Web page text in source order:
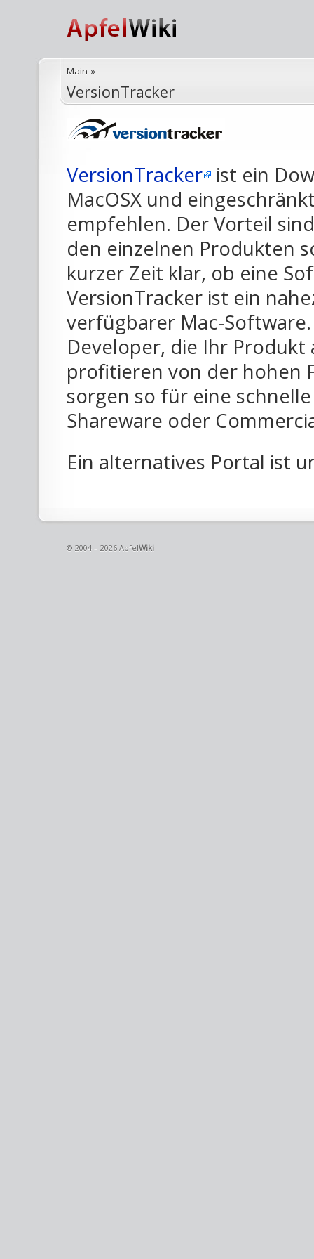
Main »
VersionTracker
VersionTracker ist ein
MacOSX und
empfehlen. Der Vorteil
den einzelnen Produkten
kurzer Zeit klar, ob eine
VersionTracker ist ein
verfügbarer Mac-Software.
Developer, die Ihr
profitieren von der hohen
sorgen so für eine
Shareware oder
Ein alternatives Portal ist
© 2004 – 2026 ApfelWiki